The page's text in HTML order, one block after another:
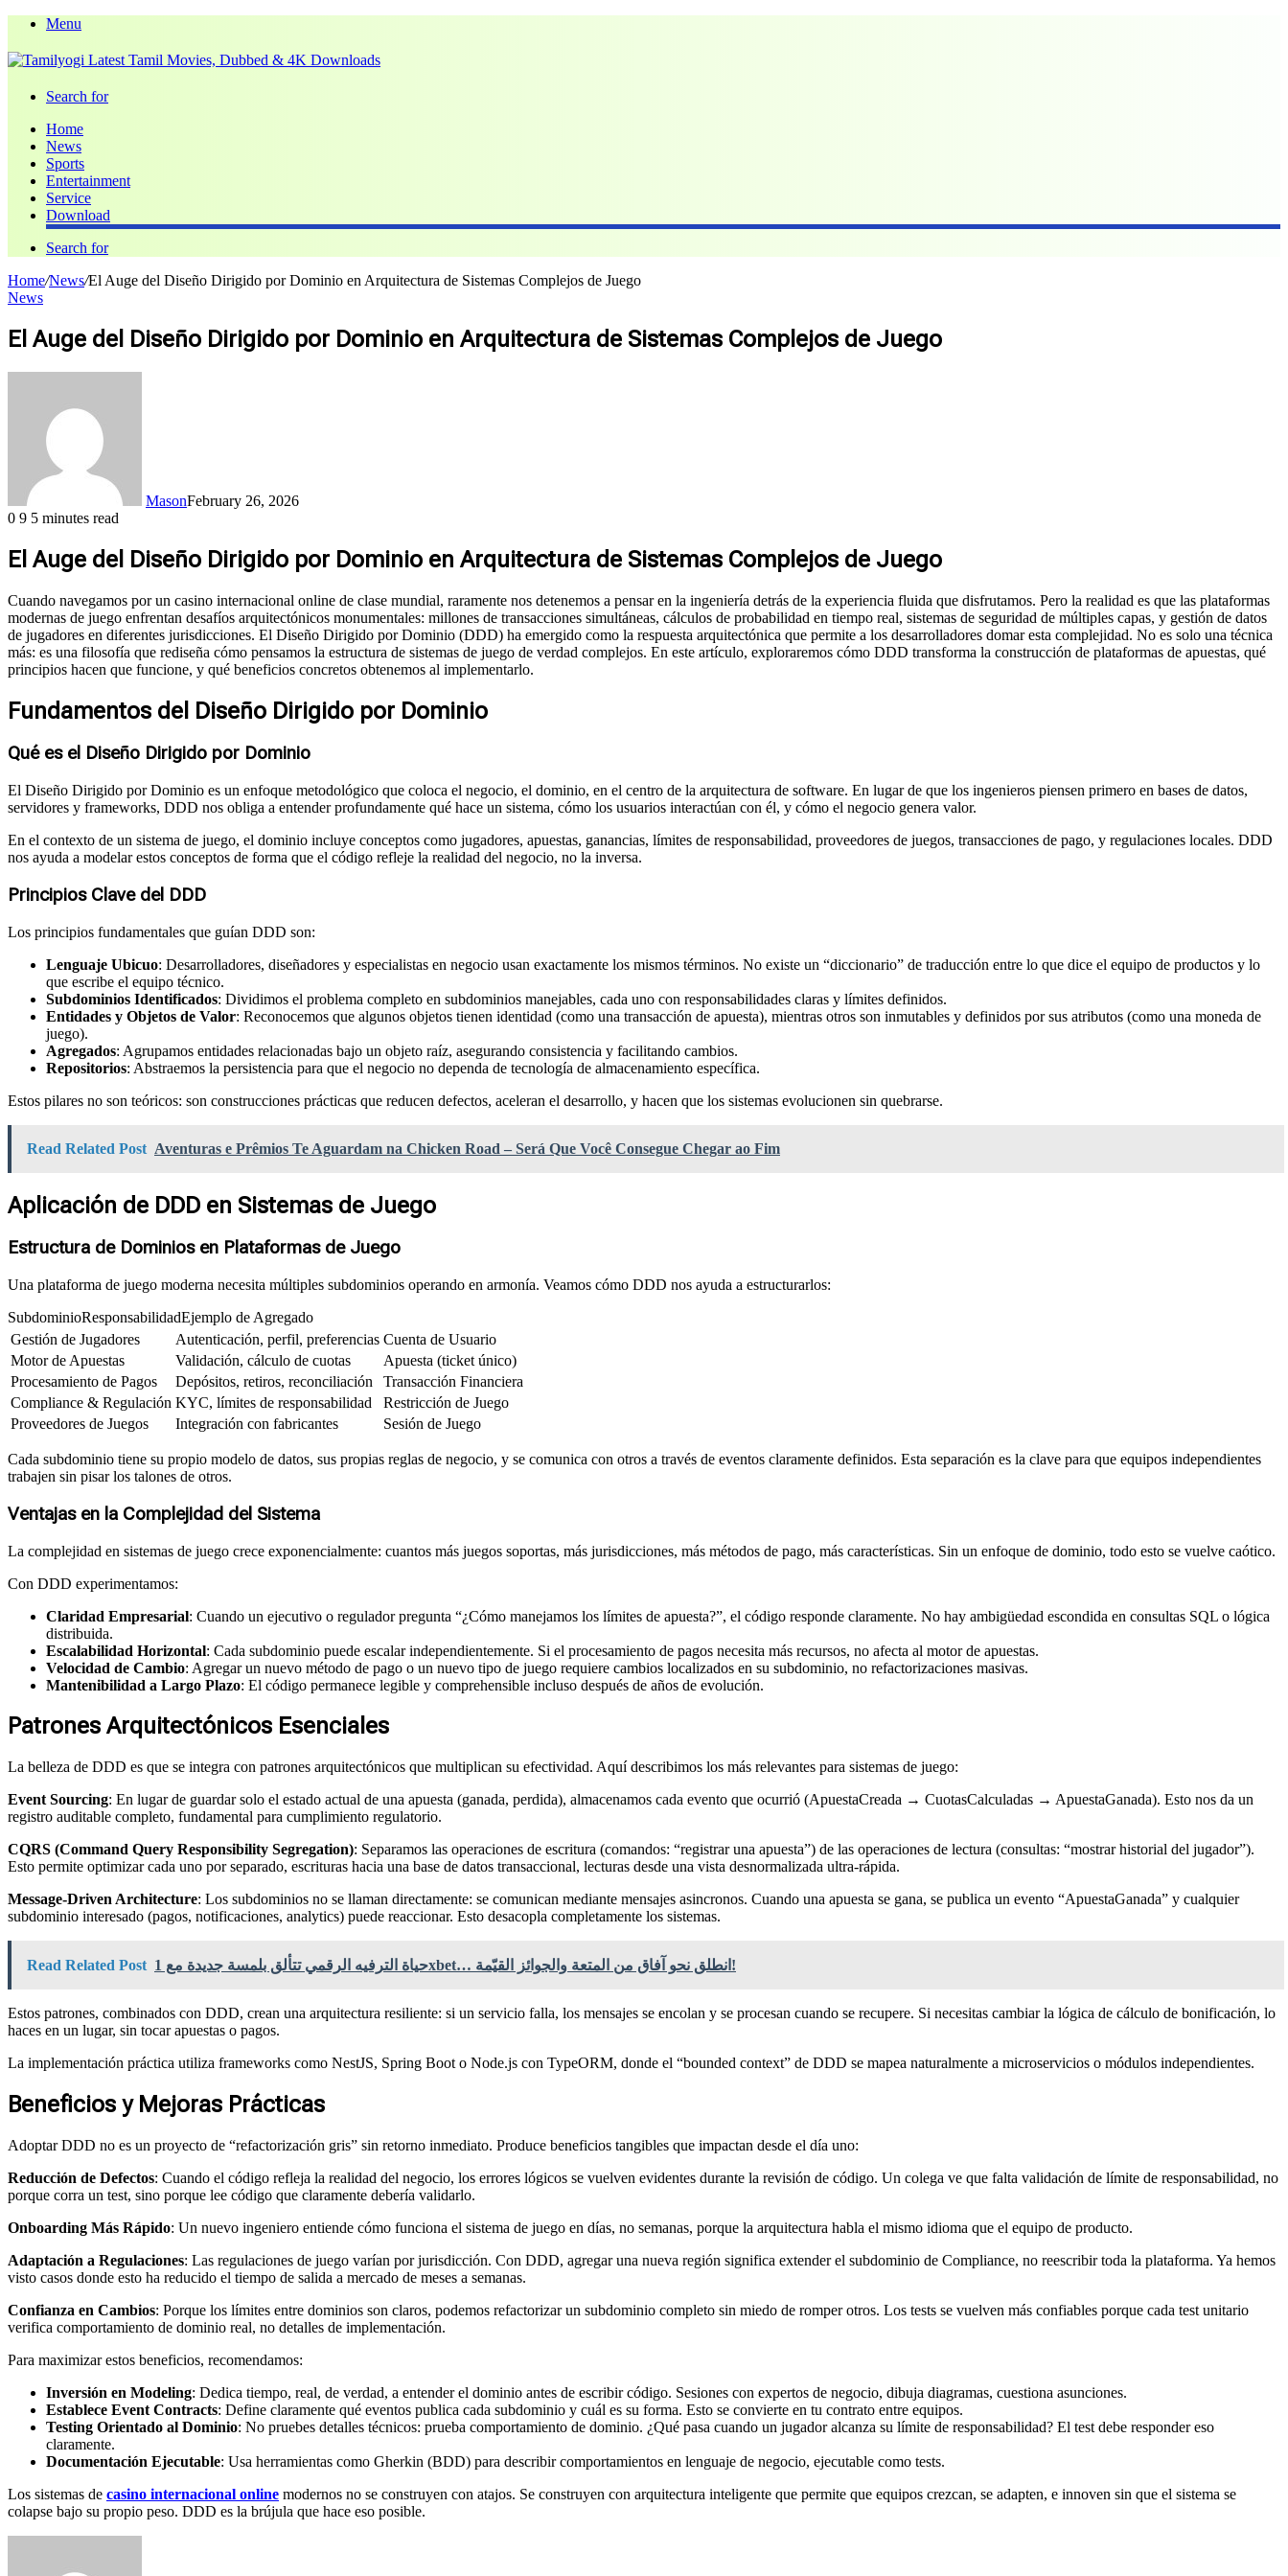
Menu
Search for
Home
News
Sports
Entertainment
Service
Download
Search for
Home/News/El Auge del Diseño Dirigido por Dominio en Arquitectura de Sistemas Complejos de Juego
News
El Auge del Diseño Dirigido por Dominio en Arquitectura de Sistemas Complejos de Juego
MasonFebruary 26, 2026
0 9 5 minutes read
El Auge del Diseño Dirigido por Dominio en Arquitectura de Sistemas Complejos de Juego
Cuando navegamos por un casino internacional online de clase mundial, raramente nos detenemos a pensar en la ingeniería detrás de la experiencia fluida que disfrutamos. Pero la realidad es que las plataformas
modernas de juego enfrentan desafíos arquitectónicos monumentales: millones de transacciones simultáneas, cálculos de probabilidad en tiempo real, sistemas de seguridad de múltiples capas, y gestión de datos
de jugadores en diferentes jurisdicciones. El Diseño Dirigido por Dominio (DDD) ha emergido como la respuesta arquitectónica que permite a los desarrolladores domar esta complejidad. No es solo una técnica
más: es una filosofía que rediseña cómo pensamos la estructura de sistemas de juego de verdad complejos. En este artículo, exploraremos cómo DDD transforma la construcción de plataformas de apuestas, qué
principios hacen que funcione, y qué beneficios concretos obtenemos al implementarlo.
Fundamentos del Diseño Dirigido por Dominio
Qué es el Diseño Dirigido por Dominio
El Diseño Dirigido por Dominio es un enfoque metodológico que coloca el negocio, el dominio, en el centro de la arquitectura de software. En lugar de que los ingenieros piensen primero en bases de datos,
servidores y frameworks, DDD nos obliga a entender profundamente qué hace un sistema, cómo los usuarios interactúan con él, y cómo el negocio genera valor.
En el contexto de un sistema de juego, el dominio incluye conceptos como jugadores, apuestas, ganancias, límites de responsabilidad, proveedores de juegos, transacciones de pago, y regulaciones locales. DDD
nos ayuda a modelar estos conceptos de forma que el código refleje la realidad del negocio, no la inversa.
Principios Clave del DDD
Los principios fundamentales que guían DDD son:
Lenguaje Ubicuo: Desarrolladores, diseñadores y especialistas en negocio usan exactamente los mismos términos. No existe un “diccionario” de traducción entre lo que dice el equipo de productos y lo
que escribe el equipo técnico.
Subdominios Identificados: Dividimos el problema completo en subdominios manejables, cada uno con responsabilidades claras y límites definidos.
Entidades y Objetos de Valor: Reconocemos que algunos objetos tienen identidad (como una transacción de apuesta), mientras otros son inmutables y definidos por sus atributos (como una moneda de
juego).
Agregados: Agrupamos entidades relacionadas bajo un objeto raíz, asegurando consistencia y facilitando cambios.
Repositorios: Abstraemos la persistencia para que el negocio no dependa de tecnología de almacenamiento específica.
Estos pilares no son teóricos: son construcciones prácticas que reducen defectos, aceleran el desarrollo, y hacen que los sistemas evolucionen sin quebrarse.
Read Related Post Aventuras e Prêmios Te Aguardam na Chicken Road – Será Que Você Consegue Chegar ao Fim
Aplicación de DDD en Sistemas de Juego
Estructura de Dominios en Plataformas de Juego
Una plataforma de juego moderna necesita múltiples subdominios operando en armonía. Veamos cómo DDD nos ayuda a estructurarlos:
SubdominioResponsabilidadEjemplo de Agregado
Gestión de Jugadores
Autenticación, perfil, preferencias Cuenta de Usuario
Motor de Apuestas
Validación, cálculo de cuotas
Apuesta (ticket único)
Procesamiento de Pagos
Depósitos, retiros, reconciliación
Transacción Financiera
Compliance & Regulación KYC, límites de responsabilidad
Restricción de Juego
Proveedores de Juegos
Integración con fabricantes Sesión de Juego
Cada subdominio tiene su propio modelo de datos, sus propias reglas de negocio, y se comunica con otros a través de eventos claramente definidos. Esta separación es la clave para que equipos independientes
trabajen sin pisar los talones de otros.
Ventajas en la Complejidad del Sistema
La complejidad en sistemas de juego crece exponencialmente: cuantos más juegos soportas, más jurisdicciones, más métodos de pago, más características. Sin un enfoque de dominio, todo esto se vuelve caótico.
Con DDD experimentamos:
Claridad Empresarial: Cuando un ejecutivo o regulador pregunta “¿Cómo manejamos los límites de apuesta?”, el código responde claramente. No hay ambigüedad escondida en consultas SQL o lógica
distribuida.
Escalabilidad Horizontal: Cada subdominio puede escalar independientemente. Si el procesamiento de pagos necesita más recursos, no afecta al motor de apuestas.
Velocidad de Cambio: Agregar un nuevo método de pago o un nuevo tipo de juego requiere cambios localizados en su subdominio, no refactorizaciones masivas.
Mantenibilidad a Largo Plazo: El código permanece legible y comprehensible incluso después de años de evolución.
Patrones Arquitectónicos Esenciales
La belleza de DDD es que se integra con patrones arquitectónicos que multiplican su efectividad. Aquí describimos los más relevantes para sistemas de juego:
Event Sourcing: En lugar de guardar solo el estado actual de una apuesta (ganada, perdida), almacenamos cada evento que ocurrió (ApuestaCreada → CuotasCalculadas → ApuestaGanada). Esto nos da un
registro auditable completo, fundamental para cumplimiento regulatorio.
CQRS (Command Query Responsibility Segregation): Separamos las operaciones de escritura (comandos: “registrar una apuesta”) de las operaciones de lectura (consultas: “mostrar historial del jugador”).
Esto permite optimizar cada uno por separado, escrituras hacia una base de datos transaccional, lecturas desde una vista desnormalizada ultra-rápida.
Message-Driven Architecture: Los subdominios no se llaman directamente: se comunican mediante mensajes asincronos. Cuando una apuesta se gana, se publica un evento “ApuestaGanada” y cualquier
subdominio interesado (pagos, notificaciones, analytics) puede reaccionar. Esto desacopla completamente los sistemas.
Read Related Post حياة الترفيه الرقمي تتألق بلمسة جديدة مع 1xbet… انطلق نحو آفاق من المتعة والجوائز القيّمة!
Estos patrones, combinados con DDD, crean una arquitectura resiliente: si un servicio falla, los mensajes se encolan y se procesan cuando se recupere. Si necesitas cambiar la lógica de cálculo de bonificación, lo
haces en un lugar, sin tocar apuestas o pagos.
La implementación práctica utiliza frameworks como NestJS, Spring Boot o Node.js con TypeORM, donde el “bounded context” de DDD se mapea naturalmente a microservicios o módulos independientes.
Beneficios y Mejoras Prácticas
Adoptar DDD no es un proyecto de “refactorización gris” sin retorno inmediato. Produce beneficios tangibles que impactan desde el día uno:
Reducción de Defectos: Cuando el código refleja la realidad del negocio, los errores lógicos se vuelven evidentes durante la revisión de código. Un colega ve que falta validación de límite de responsabilidad, no
porque corra un test, sino porque lee código que claramente debería validarlo.
Onboarding Más Rápido: Un nuevo ingeniero entiende cómo funciona el sistema de juego en días, no semanas, porque la arquitectura habla el mismo idioma que el equipo de producto.
Adaptación a Regulaciones: Las regulaciones de juego varían por jurisdicción. Con DDD, agregar una nueva región significa extender el subdominio de Compliance, no reescribir toda la plataforma. Ya hemos
visto casos donde esto ha reducido el tiempo de salida a mercado de meses a semanas.
Confianza en Cambios: Porque los límites entre dominios son claros, podemos refactorizar un subdominio completo sin miedo de romper otros. Los tests se vuelven más confiables porque cada test unitario
verifica comportamiento de dominio real, no detalles de implementación.
Para maximizar estos beneficios, recomendamos:
Inversión en Modeling: Dedica tiempo, real, de verdad, a entender el dominio antes de escribir código. Sesiones con expertos de negocio, dibuja diagramas, cuestiona asunciones.
Establece Event Contracts: Define claramente qué eventos publica cada subdominio y cuál es su forma. Esto se convierte en tu contrato entre equipos.
Testing Orientado al Dominio: No pruebes detalles técnicos: prueba comportamiento de dominio. ¿Qué pasa cuando un jugador alcanza su límite de responsabilidad? El test debe responder eso
claramente.
Documentación Ejecutable: Usa herramientas como Gherkin (BDD) para describir comportamientos en lenguaje de negocio, ejecutable como tests.
Los sistemas de casino internacional online modernos no se construyen con atajos. Se construyen con arquitectura inteligente que permite que equipos crezcan, se adapten, e innoven sin que el sistema se
colapse bajo su propio peso. DDD es la brújula que hace eso posible.